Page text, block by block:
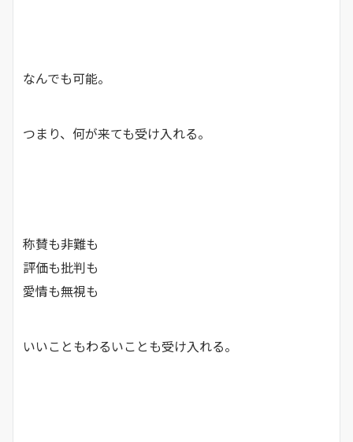
なんでも可能。
つまり、何が来ても受け入れる。
称賛も非難も
評価も批判も
愛情も無視も
いいこともわるいことも受け入れる。